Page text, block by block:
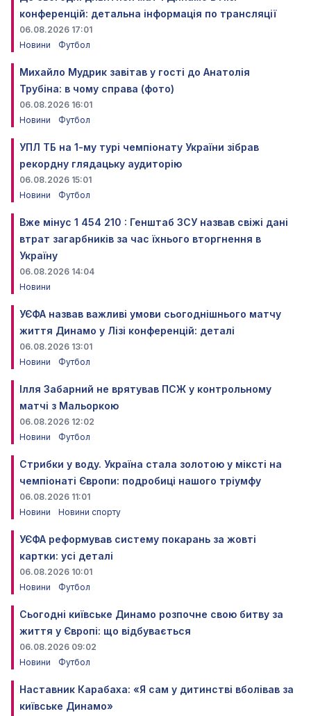
конференцій: детальна інформація по трансляції
06.08.2026 17:01
Новини
Футбол
Михайло Мудрик завітав у гості до Анатолія
Трубіна: в чому справа (фото)
06.08.2026 16:01
Новини
Футбол
УПЛ ТБ на 1-му турі чемпіонату України зібрав
рекордну глядацьку аудиторію
06.08.2026 15:01
Новини
Футбол
Вже мінус 1 454 210 : Генштаб ЗСУ назвав свіжі дані
втрат загарбників за час їхнього вторгнення в
Україну
06.08.2026 14:04
Новини
УЄФА назвав важливі умови сьогоднішнього матчу
життя Динамо у Лізі конференцій: деталі
06.08.2026 13:01
Новини
Футбол
Ілля Забарний не врятував ПСЖ у контрольному
матчі з Мальоркою
06.08.2026 12:02
Новини
Футбол
Стрибки у воду. Україна стала золотою у міксті на
чемпіонаті Європи: подробиці нашого тріумфу
06.08.2026 11:01
Новини
Новини спорту
УЄФА реформував систему покарань за жовті
картки: усі деталі
06.08.2026 10:01
Новини
Футбол
Сьогодні київське Динамо розпочне свою битву за
життя у Європі: що відбувається
06.08.2026 09:02
Новини
Футбол
Наставник Карабаха: «Я сам у дитинстві вболівав за
київське Динамо»